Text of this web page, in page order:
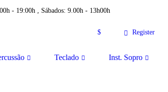
- 19:00h , Sábados: 9.00h - 13h00h
$ Register
Teclado Inst. Sopro